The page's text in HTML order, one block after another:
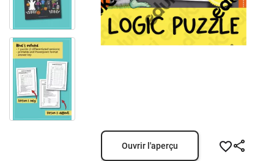
Ouvrir l'aperçu